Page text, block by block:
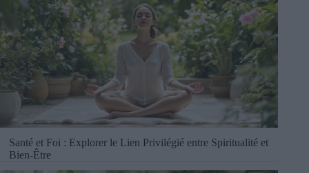
Santé et Foi : Explorer le Lien Privilégié entre Spiritualité et
Bien-Être